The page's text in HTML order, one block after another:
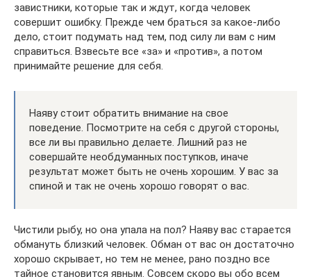
завистники, которые так и ждут, когда человек
совершит ошибку. Прежде чем браться за какое-либо
дело, стоит подумать над тем, под силу ли вам с ним
справиться. Взвесьте все «за» и «против», а потом
принимайте решение для себя.
Наяву стоит обратить внимание на свое
поведение. Посмотрите на себя с другой стороны,
все ли вы правильно делаете. Лишний раз не
совершайте необдуманных поступков, иначе
результат может быть не очень хорошим. У вас за
спиной и так не очень хорошо говорят о вас.
Чистили рыбу, но она упала на пол? Наяву вас старается
обмануть близкий человек. Обман от вас он достаточно
хорошо скрывает, но тем не менее, рано поздно все
тайное становится явным. Совсем скоро вы обо всем